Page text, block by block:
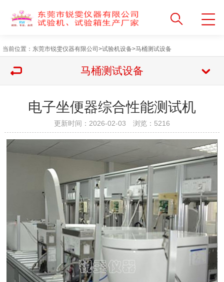
当前位置： 东莞市锐雯仪器有限公司 >试验机设备>马桶测试设备
马桶测试设备
电子坐便器综合性能测试机
更新时间：2026-02-03 浏览： 5216